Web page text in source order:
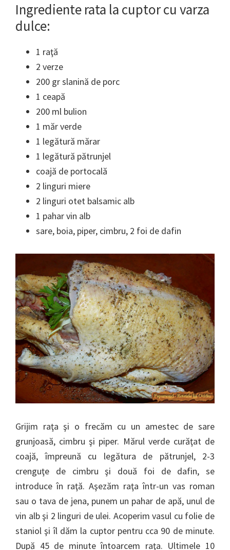
Ingrediente rata la cuptor cu varza
dulce:
1 raţă
2 verze
200 gr slanină de porc
1 ceapă
200 ml bulion
1 măr verde
1 legătură mărar
1 legătură pătrunjel
coajă de portocală
2 linguri miere
2 linguri otet balsamic alb
1 pahar vin alb
sare, boia, piper, cimbru, 2 foi de dafin
Grijim raţa şi o frecăm cu un amestec de sare
grunjoasă, cimbru şi piper. Mărul verde curăţat de
coajă, împreună cu legătura de pătrunjel, 2-3
crenguţe de cimbru şi două foi de dafin, se
introduce în raţă. Aşezăm raţa într-un vas roman
sau o tava de jena, punem un pahar de apă, unul de
vin alb şi 2 linguri de ulei. Acoperim vasul cu folie de
staniol şi îl dăm la cuptor pentru cca 90 de minute.
După 45 de minute întoarcem raţa. Ultimele 10